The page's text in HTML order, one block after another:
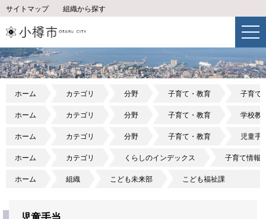
サイトマップ 組織から探す
ホーム カテゴリ 分野 子育て・教育 子育て
ホーム カテゴリ 分野 子育て・教育 学校教
ホーム カテゴリ 分野 子育て・教育 児童手
ホーム カテゴリ くらしのインデックス 子育て情報
ホーム 組織 こども未来部 こども福祉課